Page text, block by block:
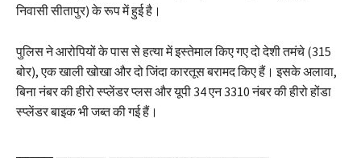
निवासी सीतापुर) के रूप में हुई है।
पुलिस ने आरोपियों के पास से हत्या में इस्तेमाल किए गए दो देशी तमंचे (315
बोर), एक खाली खोखा और दो जिंदा कारतूस बरामद किए हैं। इसके अलावा,
बिना नंबर की हीरो स्प्लेंडर प्लस और यूपी 34 एन 3310 नंबर की हीरो होंडा
स्प्लेंडर बाइक भी जब्त की गई हैं।